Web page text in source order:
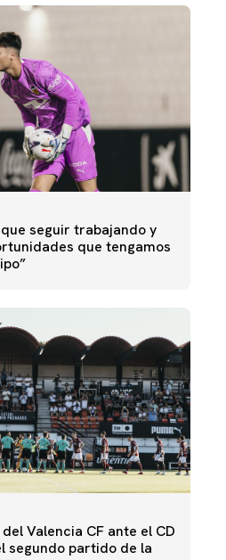
seguir trabajando y
que tengamos
Valencia CF ante el CD
segundo partido de la